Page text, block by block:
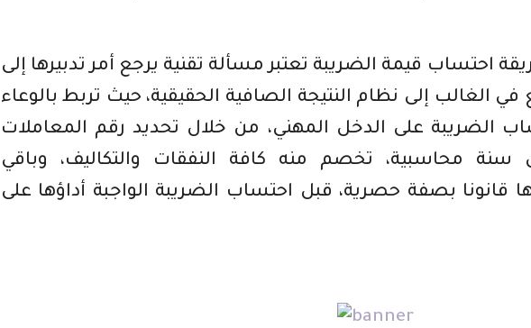
احتساب قيمة الضريبة تعتبر مسألة تقنية يرجع أمر تدبيرها إلى
الغالب إلى نظام النتيجة الصافية الحقيقية، حيث تربط بالوعاء
الضريبة على الدخل المهني، من خلال تحديد رقم المعاملات
سنة محاسبية، تخصم منه كافة النفقات والتكاليف، وباقي
بصفة حصرية، قبل احتساب الضريبة الواجبة أداؤها على